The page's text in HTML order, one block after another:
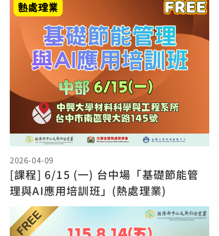
2026-04-09
[課程] 6/15 (一) 台中場「基礎節能管
理與AI應用培訓班」(熱處理業)